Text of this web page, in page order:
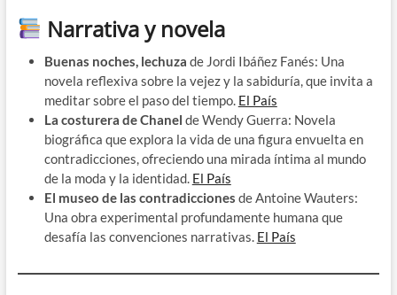
Narrativa y novela
Buenas noches, lechuza de Jordi Ibáñez Fanés: Una
novela reflexiva sobre la vejez y la sabiduría, que invita a
meditar sobre el paso del tiempo. ​ El País
La costurera de Chanel de Wendy Guerra: Novela
biográfica que explora la vida de una figura envuelta en
contradicciones, ofreciendo una mirada íntima al mundo
de la moda y la identidad. ​ El País
El museo de las contradicciones de Antoine Wauters:
Una obra experimental profundamente humana que
desafía las convenciones narrativas. ​ El País